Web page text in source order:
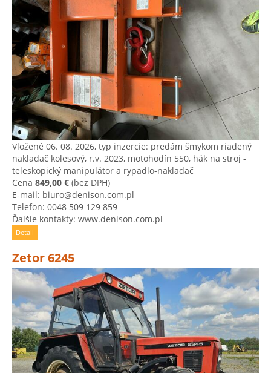
Vložené 06. 08. 2026, typ inzercie: predám šmykom riadený
nakladač kolesový, r.v. 2023, motohodín 550, hák na stroj -
teleskopický manipulátor a rypadlo-nakladač
Cena 849,00 € (bez DPH)
E-mail: biuro@denison.com.pl
Telefon: 0048 509 129 859
Ďalšie kontakty: www.denison.com.pl
Detail
Zetor 6245